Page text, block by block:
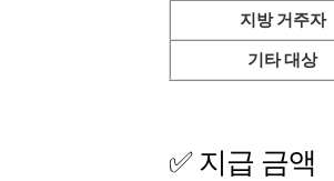
지방 거주자
기타 대상
✅ 지급 금액